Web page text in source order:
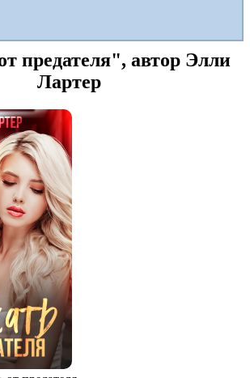
предателя", автор Элли
Лартер